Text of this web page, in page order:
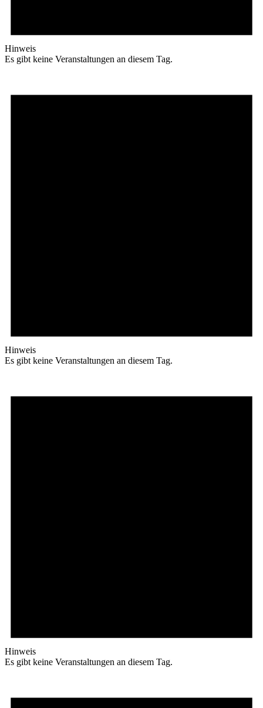
Hinweis
Es gibt keine Veranstaltungen an diesem Tag.
Hinweis
Es gibt keine Veranstaltungen an diesem Tag.
Hinweis
Es gibt keine Veranstaltungen an diesem Tag.